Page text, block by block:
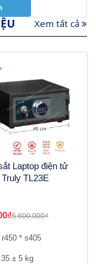
Xem tất cả
Laptop điện tử
Truly TL23E
5.600.000₫
* s405
± 5 kg